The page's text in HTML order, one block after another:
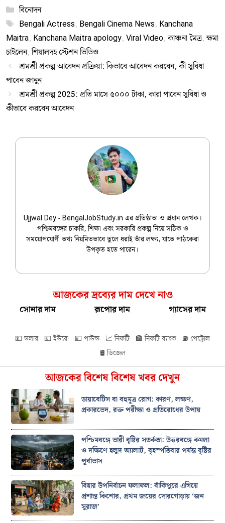
Categories
বিনোদন
Tags
Bengali Actress, Bengali Cinema News, Kanchana
Maitra, Kanchana Maitra apology, Viral Video,কাঞ্চনা মৈত্র,ক্ষমা
চাইলেন,শিয়ালদহ স্টেশন ভিডিও
শ্রমশ্রী প্রকল্প আবেদন প্রক্রিয়া: কিভাবে আবেদন করবেন, কী সুবিধা
পাবেন জানুন
শ্রমশ্রী প্রকল্প 2025: প্রতি মাসে ৫০০০ টাকা, কারা পাবেন সুবিধা ও
কীভাবে করবেন আবেদন
Ujjwal Dey
Ujjwal Dey - BengalJobStudy.in এর প্রতিষ্ঠাতা ও প্রধান লেখক।
পশ্চিমবঙ্গের চাকরি, শিক্ষা এবং সরকারি প্রকল্প নিয়ে সঠিক ও
সময়োপযোগী তথ্য নিয়মিতভাবে তুলে ধরাই তাঁর লক্ষ্য, যাতে পাঠকেরা
উপকৃত হতে পারেন।
আজকের দ্রব্যের দাম দেখে নাও
সোনার দাম রূপোর দাম গ্যাসের দাম
💵 ডলার 💶 ইউরো 💷 পাউন্ড 📈 নিফটি 🏦 নিফটি ব্যাংক ⛽ পেট্রোল
🛢️ ডিজেল
আজকের বিশেষ বিশেষ খবর দেখুন
ডায়াবেটিস বা বহুমূত্র রোগ: কারণ, লক্ষণ,
প্রকারভেদ, রক্ত পরীক্ষা ও প্রতিরোধের উপায়
পশ্চিমবঙ্গে ভারী বৃষ্টির সতর্কতা: উত্তরবঙ্গে কমলা
ও দক্ষিণে হলুদ অ্যালার্ট, বৃহস্পতিবার পর্যন্ত বৃষ্টির
পূর্বাভাস
বিহার উপনির্বাচন ফলাফল: বাঁকিপুরে এগিয়ে
প্রশান্ত কিশোর, প্রথম জয়ের দোরগোড়ায় ‘জন
সুরাজ’